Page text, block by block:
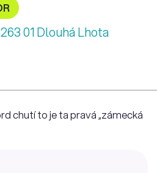
01 Dlouhá Lhota
chutí to je ta pravá „zámecká